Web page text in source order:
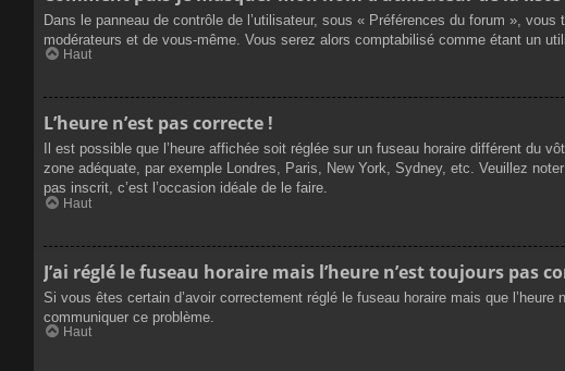
Dans le panneau de contrôle de l’utilisateur, sous « Préférences du forum »,
modérateurs et de vous-même. Vous serez alors comptabilisé comme étant un
Haut
L’heure n’est pas correcte !
Il est possible que l’heure affichée soit réglée sur un fuseau horaire différent du
zone adéquate, par exemple Londres, Paris, New York, Sydney, etc. Veuillez
pas inscrit, c’est l’occasion idéale de le faire.
Haut
J’ai réglé le fuseau horaire mais l’heure n’est toujours pas
Si vous êtes certain d’avoir correctement réglé le fuseau horaire mais que
communiquer ce problème.
Haut